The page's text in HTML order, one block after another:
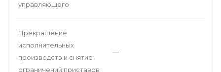
управляющего
Прекращение
исполнительных
производств и снятие
ограничений приставов
—